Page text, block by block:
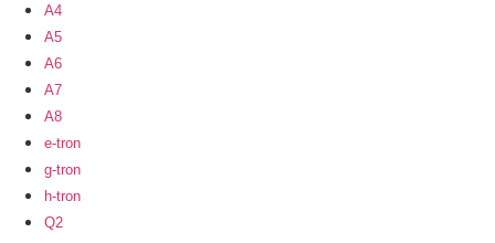
A4
A5
A6
A7
A8
e-tron
g-tron
h-tron
Q2